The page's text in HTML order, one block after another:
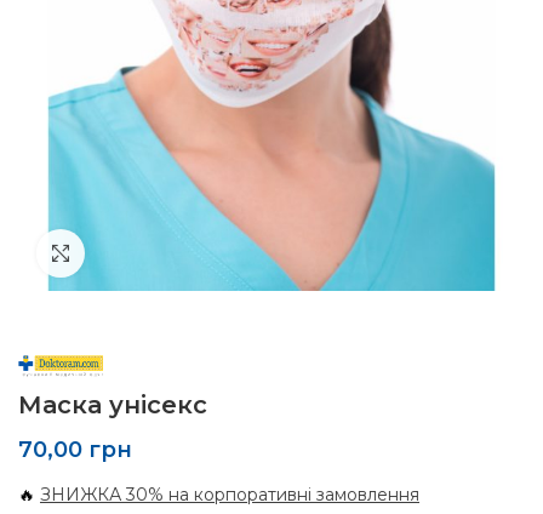
Маска унісекс
70,00 грн
🔥 ЗНИЖКА 30% на корпоративні замовлення